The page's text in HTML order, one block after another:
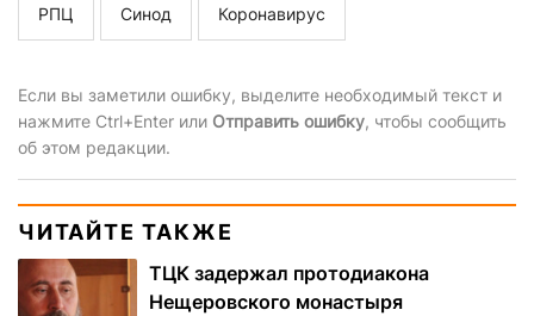
РПЦ Синод Коронавирус
Если вы заметили ошибку, выделите необходимый текст и
нажмите Ctrl+Enter или Отправить ошибку, чтобы сообщить
об этом редакции.
ЧИТАЙТЕ ТАКЖЕ
ТЦК задержал протодиакона
Нещеровского монастыря